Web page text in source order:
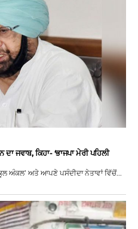
ਜਵਾਬ, ਕਿਹਾ- ‘ਭਾਜਪਾ ਮੇਰੀ ਪਹਿਲੀ
ਅੰਕਲ’ ਅਤੇ ਆਪਣੇ ਪਸੰਦੀਦਾ ਨੇਤਾਵਾਂ ਵਿੱਚੋਂ...